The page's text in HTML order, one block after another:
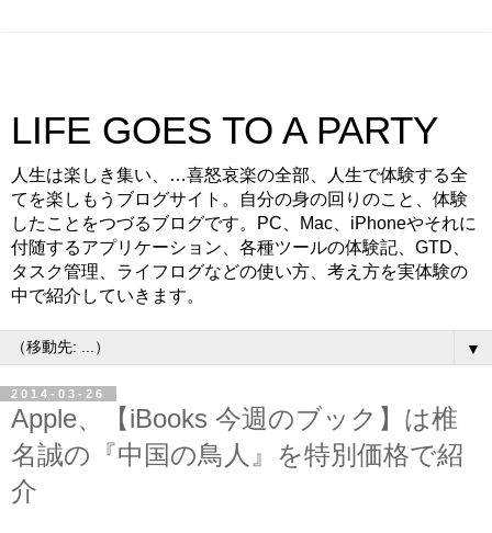
LIFE GOES TO A PARTY
人生は楽しき集い、…喜怒哀楽の全部、人生で体験する全
てを楽しもうブログサイト。自分の身の回りのこと、体験
したことをつづるブログです。PC、Mac、iPhoneやそれに
付随するアプリケーション、各種ツールの体験記、GTD、
タスク管理、ライフログなどの使い方、考え方を実体験の
中で紹介していきます。
▼
2014-03-26
Apple、【iBooks 今週のブック】は椎
名誠の『中国の鳥人』を特別価格で紹
介